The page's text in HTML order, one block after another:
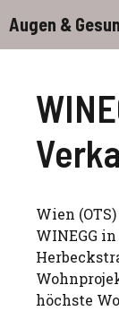
Inhalt
springen
Augen &
Wien
WINEGG
höchste